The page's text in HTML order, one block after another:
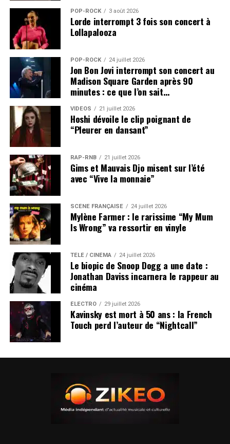
POP-ROCK 3 août 2026
Lorde interrompt 3 fois son concert à
Lollapalooza
POP-ROCK 24 juillet 2026
Jon Bon Jovi interrompt son concert au
Madison Square Garden après 90
minutes : ce que l’on sait…
VIDEOS 21 juillet 2026
Hoshi dévoile le clip poignant de
“Pleurer en dansant”
RAP-RNB 21 juillet 2026
Gims et Mauvais Djo misent sur l’été
avec “Vive la monnaie”
SCÈNE FRANÇAISE 24 juillet 2026
Mylène Farmer : le rarissime “My Mum
Is Wrong” va ressortir en vinyle
TÉLÉ / CINÉMA 24 juillet 2026
Le biopic de Snoop Dogg a une date :
Jonathan Daviss incarnera le rappeur au
cinéma
ÉLECTRO 29 juillet 2026
Kavinsky est mort à 50 ans : la French
Touch perd l’auteur de “Nightcall”